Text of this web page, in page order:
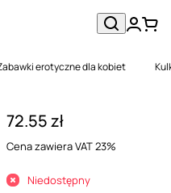
erotyczne dla kobiet
72.55 zł
Cena zawiera VAT 23%
Niedostępny